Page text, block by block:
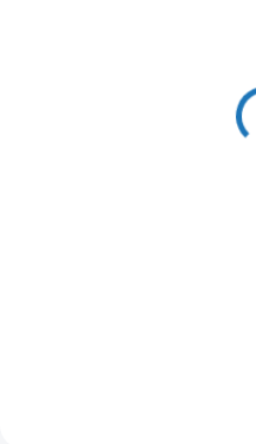
m role (na vodu a topení)